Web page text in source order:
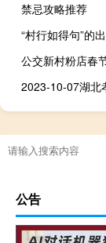
禁忌攻略推荐
“村行如得句”的
公交新村粉店春
公告